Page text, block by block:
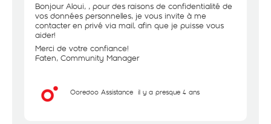
Bonjour Aloui, , pour des raisons de confidentialité de
vos données personnelles, je vous invite à me
contacter en privé via mail, afin que je puisse vous
aider!
Merci de votre confiance!
Faten, Community Manager
Ooredoo Assistance il y a presque 4 ans